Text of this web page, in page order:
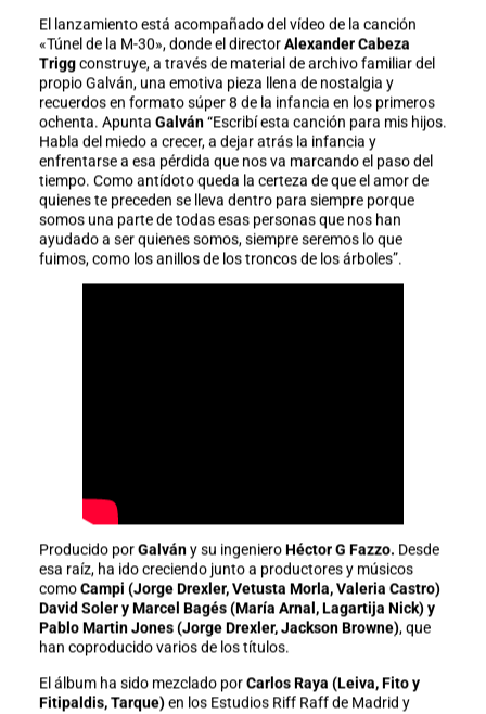
El lanzamiento está acompañado del vídeo de la canción
«Túnel de la M-30», donde el directorAlexander Cabeza
Triggconstruye, a través de material de archivo familiar del
propio Galván, una emotiva pieza llena de nostalgia y
recuerdos en formato súper 8 de la infancia en los primeros
ochenta. Apunta Galván“Escribí esta canción para mis hijos.
Habla del miedo a crecer, a dejar atrás la infancia y
enfrentarse a esa pérdida que nos va marcando el paso del
tiempo. Como antídoto queda la certeza de que el amor de
quienes te preceden se lleva dentro para siempre porque
somos una parte de todas esas personas que nos han
ayudado a ser quienes somos, siempre seremos lo que
fuimos, como los anillos de los troncos de los árboles”.
Producido porGalvány su ingenieroHéctor G Fazzo. Desde
esa raíz, ha ido creciendo junto a productores y músicos
comoCampi (Jorge Drexler, Vetusta Morla, Valeria Castro)
David Soler y Marcel Bagés (María Arnal, Lagartija Nick) y
Pablo Martin Jones (Jorge Drexler, Jackson Browne), que
han coproducido varios de los títulos.
El álbum ha sido mezclado porCarlos Raya (Leiva, Fito y
Fitipaldis, Tarque)en los Estudios Riff Raff de Madrid y